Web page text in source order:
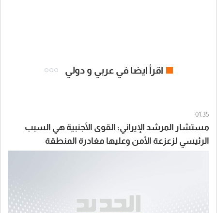
اقرأ ايضا في عربي و دولي
01:35
مستشار المرشد الإيراني: القوى الأجنبية هي السبب
الرئيسي لزعزعة الأمن وعليها مغادرة المنطقة